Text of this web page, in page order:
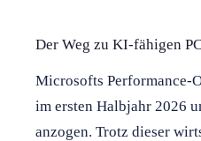
Der Weg zu KI-fähigen
Microsofts Performance-
im ersten Halbjahr 2026
anzogen. Trotz dieser